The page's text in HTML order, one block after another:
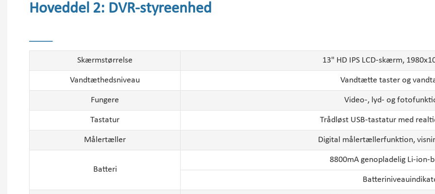
Hoveddel 2: DVR-styreenhed
Skærmstørrelse 13" HD IPS LCD-skærm,
Vandtæthedsniveau Vandtætte taster og
Fungere Video-, lyd- og
Tastatur Trådløst USB-tastatur med
Målertæller Digital målertællerfunktion,
Batteri
8800mA genopladelig Li-ion-